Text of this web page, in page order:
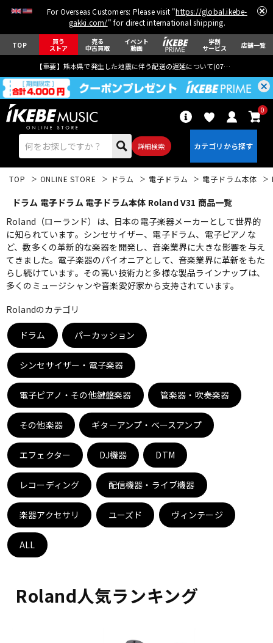
For Overseas Customers: Please visit "https://global.ikebe-
gakki.com/" for direct international shipping.
TOP 買う
ストア
売る
中古買取
イベント
動画
学割
サービス 店舗一覧
【重要】熊本県で発生した地震に伴う配送の遅延について(07月29日
詳細検索
0
エレキギター アコギ/エレアコ
ベース ウクレレ
ドラム
キーボード
管楽器 その他楽器
アンプ エフェクター
DJ機器 DTM
配信/ライブ機器 楽器アクセサリ
TOP ONLINE STORE ドラム 電子ドラム 電子ドラム本体
ドラム 電子ドラム 電子ドラム本体 Roland V31 商品一覧
Roland（ローランド）は、日本の電子楽器メーカーとして世界的
に知られています。シンセサイザー、電子ドラム、電子ピアノな
ど、数多くの革新的な楽器を開発し、音楽業界に大きな影響を与え
てきました。電子楽器のパイオニアとして、音楽業界に革新をもた
らし続けています。その高い技術力と多様な製品ラインナップは、
多くのミュージシャンや音楽愛好家から支持されています。
Rolandのカテゴリ
ドラム パーカッション
シンセサイザー・電子楽器
電子ピアノ・その他鍵盤楽器 管楽器・吹奏楽器
その他楽器 ギターアンプ・ベースアンプ
エフェクター DJ機器 DTM
レコーディング 配信機器・ライブ機器
楽器アクセサリ ユーズド ヴィンテージ
ALL
Roland人気ランキング